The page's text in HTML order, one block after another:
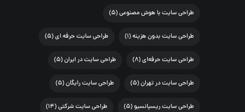
طراحی سایت با هوش مصنوعی(۵)
طراحی سایت بدون هزینه(۱) طراحی سایت حرفه ای(۵)
طراحی سایت حرفه‌ای(۸) طراحی سایت در ایران(۵)
طراحی سایت در تهران(۵) طراحی سایت رایگان(۵)
طراحی سایت ریسپانسیو(۵) طراحی سایت شرکتی(۱۴)